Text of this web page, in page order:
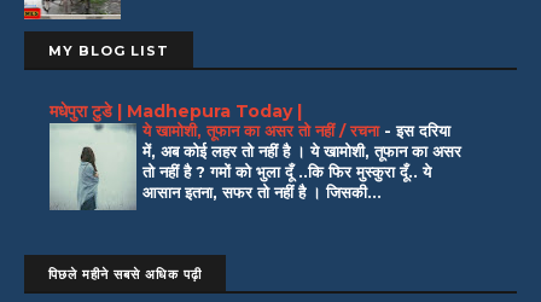
MY BLOG LIST
मधेपुरा टुडे | Madhepura Today |
ये खामोशी, तूफान का असर तो नहीं / रचना -इस दरिया
में, अब कोई लहर तो नहीं है । ये खामोशी, तूफान का असर
तो नहीं है ? गमों को भुला दूँ ..कि फिर मुस्कुरा दूँ.. ये
आसान इतना, सफर तो नहीं है । जिसकी...
पिछले महीने सबसे अधिक पढ़ी